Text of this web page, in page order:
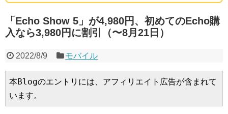
「Echo Show 5」が4,980円、初めてのEcho購
入なら3,980円に割引（〜8月21日）
2022/8/9 モバイル
本Blogのエントリには、アフィリエイト広告が含まれて
います。